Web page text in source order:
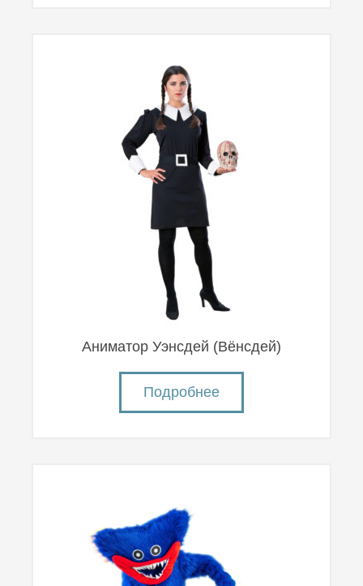
Аниматор Уэнсдей (Вëнсдей)
Подробнее